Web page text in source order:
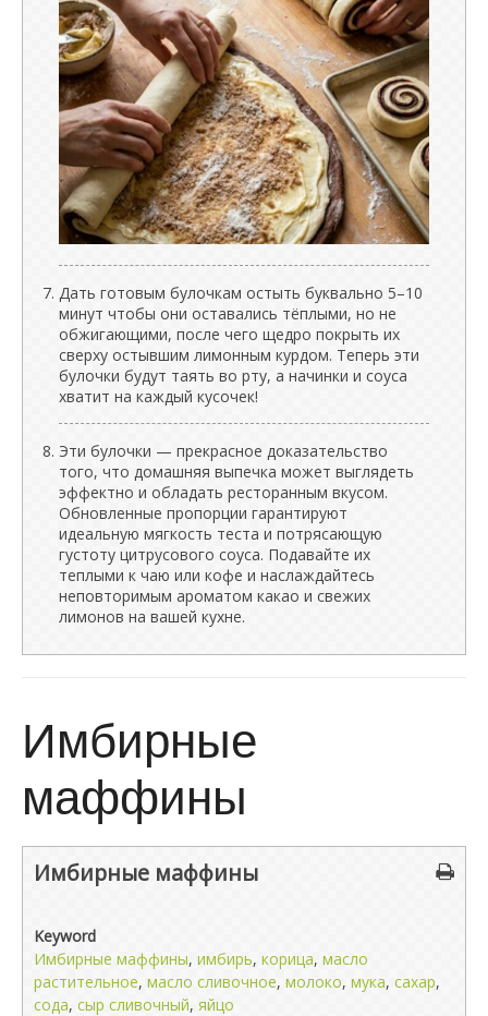
Дать готовым булочкам остыть буквально 5–10
минут чтобы они оставались тёплыми, но не
обжигающими, после чего щедро покрыть их
сверху остывшим лимонным курдом. Теперь эти
булочки будут таять во рту, а начинки и соуса
хватит на каждый кусочек!
Эти булочки — прекрасное доказательство
того, что домашняя выпечка может выглядеть
эффектно и обладать ресторанным вкусом.
Обновленные пропорции гарантируют
идеальную мягкость теста и потрясающую
густоту цитрусового соуса. Подавайте их
теплыми к чаю или кофе и наслаждайтесь
неповторимым ароматом какао и свежих
лимонов на вашей кухне.
Имбирные
маффины
Имбирные маффины
Keyword
Имбирные маффины, имбирь, корица, масло
растительное, масло сливочное, молоко, мука, сахар,
сода, сыр сливочный, яйцо